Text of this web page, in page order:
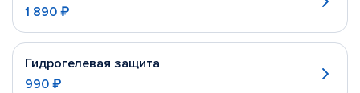
1 890 ₽
Гидрогелевая защита
990 ₽